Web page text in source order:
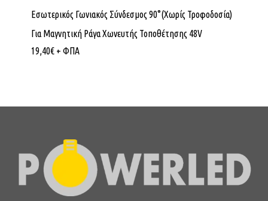
Εσωτερικός Γωνιακός Σύνδεσμος 90°(Χωρίς Τροφοδοσία)
Για Μαγνητική Ράγα Χωνευτής Τοποθέτησης 48V
19,40€ + ΦΠΑ